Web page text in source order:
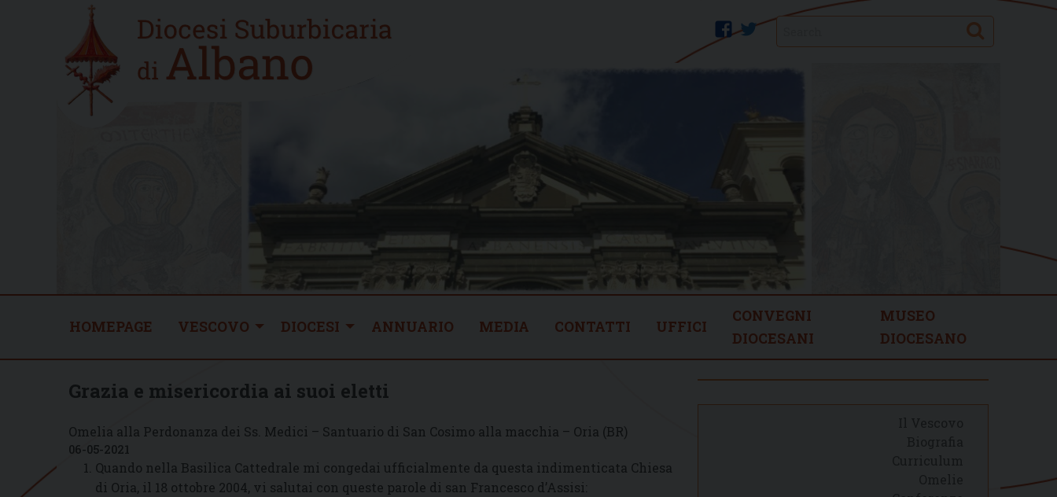
Home
new
twitter
facebook Search
HOMEPAGE VESCOVO DIOCESI ANNUARIO MEDIA CONTATTI UFFICI
CONVEGNI
DIOCESANI
MUSEO
DIOCESANO
Grazia e misericordia ai suoi eletti
Omelia alla Perdonanza dei Ss. Medici – Santuario di San Cosimo alla macchia – Oria (BR)
06-05-2021
Quando nella Basilica Cattedrale mi congedai ufficialmente da questa indimenticata Chiesa
di Oria, il 18 ottobre 2004, vi salutai con queste parole di san Francesco d’Assisi: